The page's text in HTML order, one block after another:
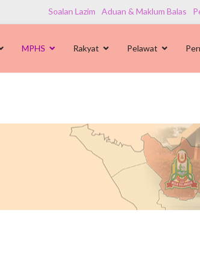
Soalan Lazim Aduan & Maklum Balas
MPHS Rakyat Pelawat